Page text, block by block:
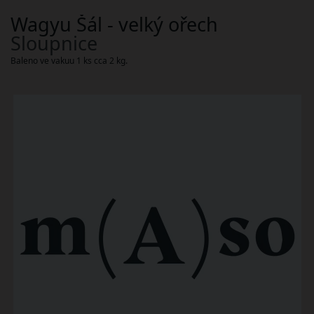
Baleno ve vakuu 1 ks cca 2 kg.
Wagyu Šál - velký ořech
Sloupnice